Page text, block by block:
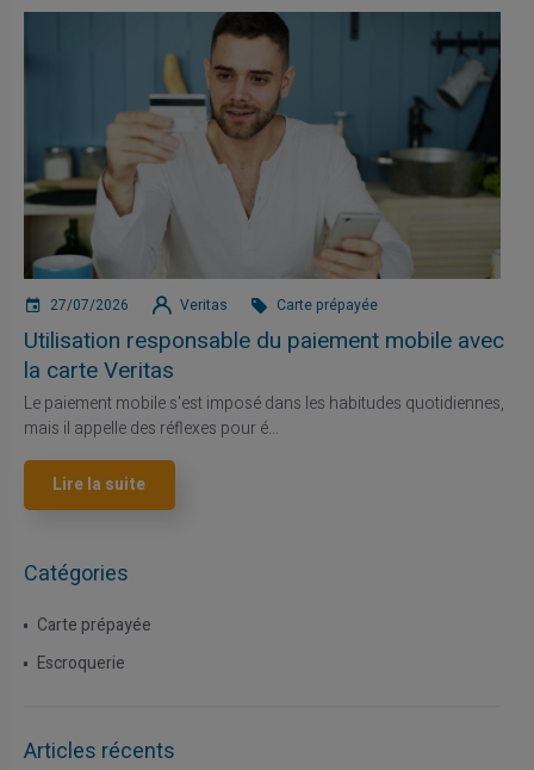
27/07/2026 Veritas Carte prépayée
Utilisation responsable du paiement mobile avec
la carte Veritas
Le paiement mobile s'est imposé dans les habitudes quotidiennes,
mais il appelle des réflexes pour é...
Lire la suite
Catégories
Carte prépayée
Escroquerie
Articles récents